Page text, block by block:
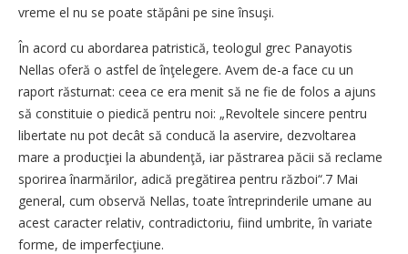
vreme el nu se poate stăpâni pe sine însuşi.
În acord cu abordarea patristică, teologul grec Panayotis
Nellas oferă o astfel de înţelegere. Avem de-a face cu un
raport răsturnat: ceea ce era menit să ne fie de folos a ajuns
să constituie o piedică pentru noi: „Revoltele sincere pentru
libertate nu pot decât să conducă la aservire, dezvoltarea
mare a producţiei la abundenţă, iar păstrarea păcii să reclame
sporirea înarmărilor, adică pregătirea pentru război“.7 Mai
general, cum observă Nellas, toate întreprinderile umane au
acest caracter relativ, contradictoriu, fiind umbrite, în variate
forme, de imperfecţiune.